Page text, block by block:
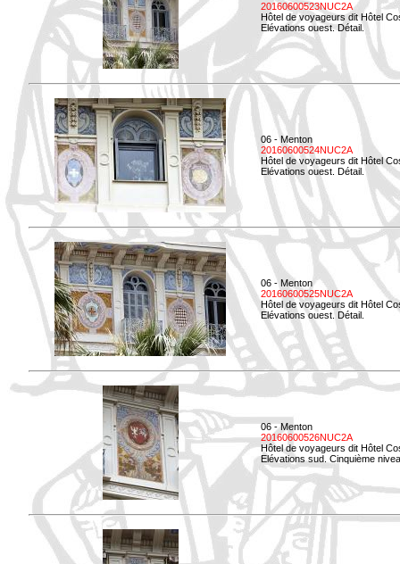
20160600523NUC2A
Hôtel de voyageurs dit Hôtel
Elévations ouest. Détail.
06 - Menton
20160600524NUC2A
Hôtel de voyageurs dit Hôtel
Elévations ouest. Détail.
06 - Menton
20160600525NUC2A
Hôtel de voyageurs dit Hôtel
Elévations ouest. Détail.
06 - Menton
20160600526NUC2A
Hôtel de voyageurs dit Hôtel
Elévations sud. Cinquième